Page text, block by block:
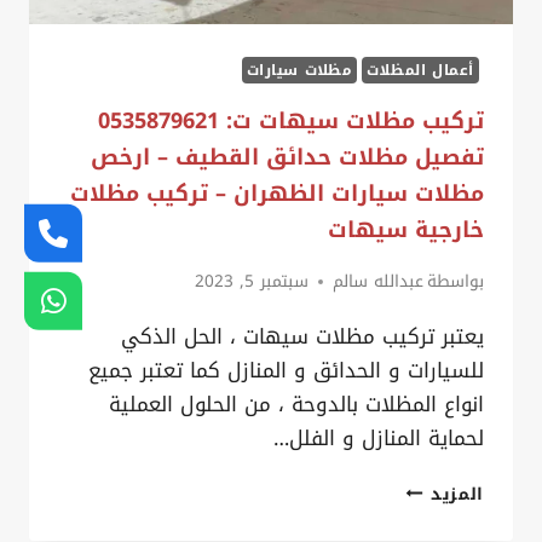
القطيف
أعمال المظلات مظلات سيارات
تركيب مظلات سيهات ت: 0535879621
تفصيل مظلات حدائق القطيف – ارخص
مظلات سيارات الظهران – تركيب مظلات
خارجية سيهات
بواسطةعبدالله سالم سبتمبر 5, 2023
يعتبر تركيب مظلات سيهات ، الحل الذكي
للسيارات و الحدائق و المنازل كما تعتبر جميع
انواع المظلات بالدوحة ، من الحلول العملية
لحماية المنازل و الفلل…
المزيدتركيب